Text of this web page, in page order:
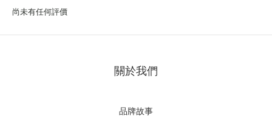
尚未有任何評價
關於我們
品牌故事